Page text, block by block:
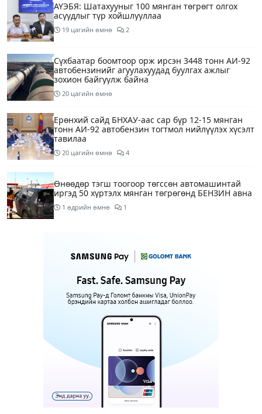
АҮЭБЯ: Шатахууныг 100 мянган төгрөгт олгох
асуудлыг түр хойшлууллаа
19 цагийн өмнө 2
Сүхбаатар боомтоор орж ирсэн 3448 тонн АИ-92
автобензинийг агуулахуудад буулгах ажлыг
зохион байгуулж байна
20 цагийн өмнө
Ерөнхий сайд БНХАУ-аас сар бүр 12-15 мянган
тонн АИ-92 автобензин тогтмол нийлүүлэх хүсэлт
тавилаа
20 цагийн өмнө 4
Өнөөдөр тэгш тоогоор төгссөн автомашинтай
иргэд 50 хүртэлх мянган төгрөгөнд БЕНЗИН авна
1 өдрийн өмнө 1
Өнөөдөр” Аавуудын баяр”-ын өдөр
1 өдрийн өмнө
Улаанбаатарт 31 хэм дулаан байна
1 өдрийн өмнө
МАРГААШ: Улаанбаатарт 31 хэм дулаан байна